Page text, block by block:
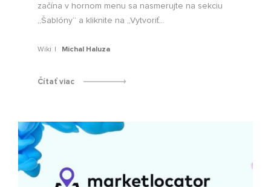
začína v hornom menu sa nasmerujte na sekciu
„Šablóny“ a kliknite na „Vytvoriť...
Wiki Michal Haluza
Čítať viac